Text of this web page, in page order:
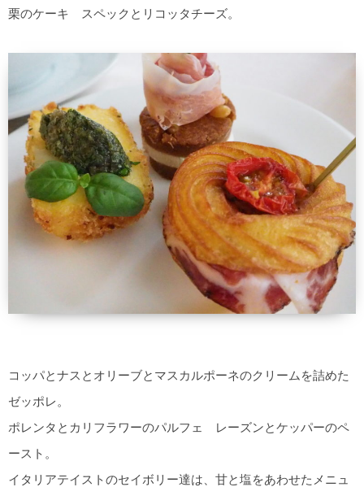
栗のケーキ スペックとリコッタチーズ。
コッパとナスとオリーブとマスカルポーネのクリームを詰めた
ゼッポレ。
ポレンタとカリフラワーのパルフェ レーズンとケッパーのペ
ースト。
イタリアテイストのセイボリー達は、甘と塩をあわせたメニュ